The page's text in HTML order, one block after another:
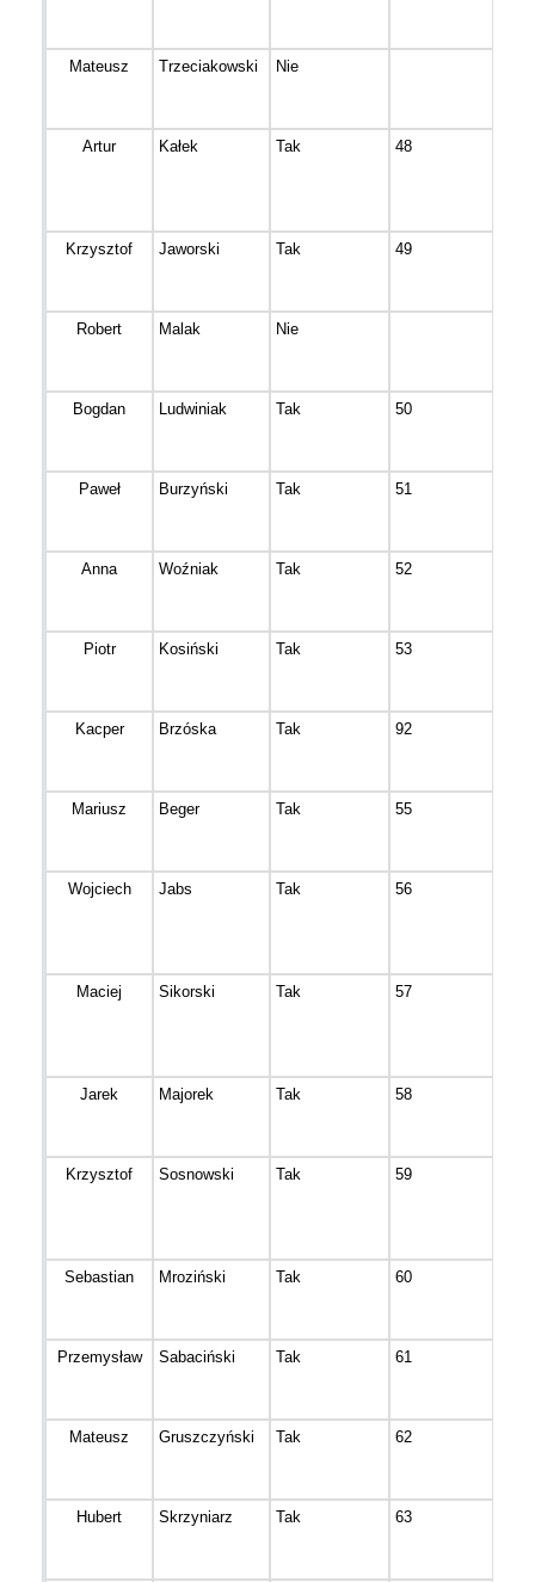
Mateusz Trzeciakowski Nie
Artur Kałek Tak 48
Krzysztof Jaworski Tak 49
Robert Malak Nie
Bogdan Ludwiniak Tak 50
Paweł Burzyński Tak 51
Anna Woźniak Tak 52
Piotr Kosiński Tak 53
Kacper Brzóska Tak 92
Mariusz Beger Tak 55
Wojciech Jabs Tak 56
Maciej Sikorski Tak 57
Jarek Majorek Tak 58
Krzysztof Sosnowski Tak 59
Sebastian Mroziński Tak 60
Przemysław Sabaciński Tak 61
Mateusz Gruszczyński Tak 62
Hubert Skrzyniarz Tak 63